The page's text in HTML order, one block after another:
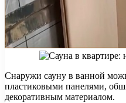
Снаружи сауну в ванной
пластиковыми панелями,
декоративным материалом.